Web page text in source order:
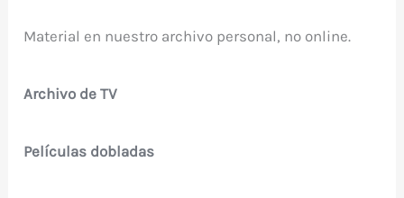
Material en nuestro archivo personal, no online.
Archivo de TV
Películas dobladas